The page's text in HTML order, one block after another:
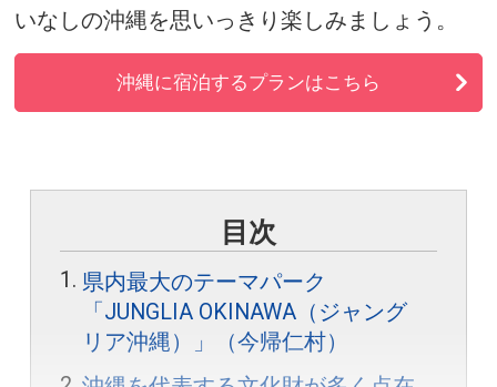
いなしの沖縄を思いっきり楽しみましょう。
沖縄に宿泊するプランはこちら
目次
県内最大のテーマパーク
「JUNGLIA OKINAWA（ジャング
リア沖縄）」（今帰仁村）